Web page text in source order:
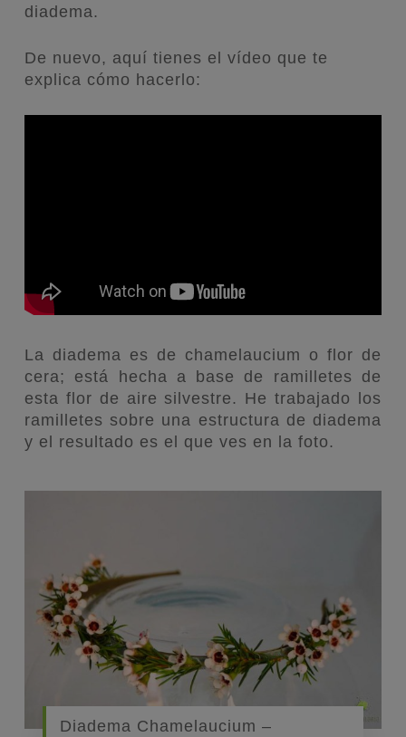
diadema.
De nuevo, aquí tienes el vídeo que te
explica cómo hacerlo:
La diadema es de chamelaucium o flor de
cera; está hecha a base de ramilletes de
esta flor de aire silvestre. He trabajado los
ramilletes sobre una estructura de diadema
y el resultado es el que ves en la foto.
Diadema Chamelaucium –